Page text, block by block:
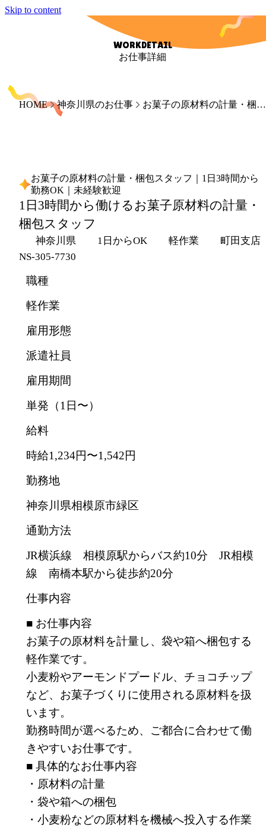
Skip to content
WORKDETAIL
お仕事詳細
HOME 神奈川県のお仕事 お菓子の原材料の計量・梱包スタッフ｜1日3時間から勤務OK｜未経験歓迎
お菓子の原材料の計量・梱包スタッフ｜1日3時間から
勤務OK｜未経験歓迎
1日3時間から働けるお菓子原材料の計量・
梱包スタッフ
神奈川県 1日からOK 軽作業
町田支店
NS-305-7730
職種
軽作業
雇用形態
派遣社員
雇用期間
単発（1日〜）
給料
時給1,234円〜1,542円
勤務地
神奈川県相模原市緑区
通勤方法
JR横浜線 相模原駅からバス約10分 JR相模
線 南橋本駅から徒歩約20分
仕事内容
■ お仕事内容
お菓子の原材料を計量し、袋や箱へ梱包する
軽作業です。
小麦粉やアーモンドプードル、チョコチップ
など、お菓子づくりに使用される原材料を扱
います。
勤務時間が選べるため、ご都合に合わせて働
きやすいお仕事です。
■ 具体的なお仕事内容
・原材料の計量
・袋や箱への梱包
・小麦粉などの原材料を機械へ投入する作業